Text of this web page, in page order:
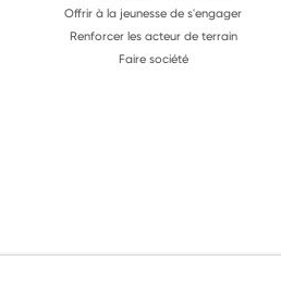
Offrir à la jeunesse de s'engager
Renforcer les acteur de terrain
Faire société